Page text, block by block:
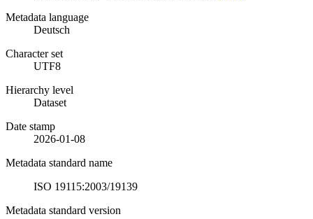
Metadata language
Deutsch
Character set
UTF8
Hierarchy level
Dataset
Date stamp
2026-01-08
Metadata standard name
ISO 19115:2003/19139
Metadata standard version